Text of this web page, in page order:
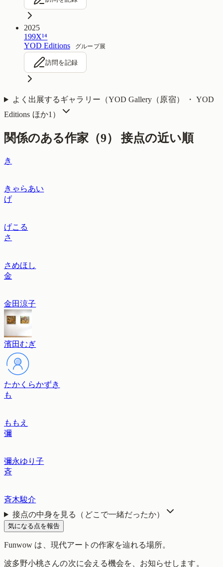
2025
199X¹⁴
YOD Editions
グループ展
訪問を記録
よく出展するギャラリー（YOD Gallery（原宿） ・ YOD
Editions ほか1 ）
関係のある作家（9） 接点の近い順
き
きゃらあい
げ
げこる
さ
さめほし
金
金田涼子
濱田むぎ
たかくらかずき
も
ももえ
彌
彌永ゆり子
斉
斉木駿介
接点の中身を見る（どこで一緒だったか）
気になる点を報告
Funwow は、現代アートの作家を辿れる場所。
波多野小桃さんの次に会える機会を、お知らせします。